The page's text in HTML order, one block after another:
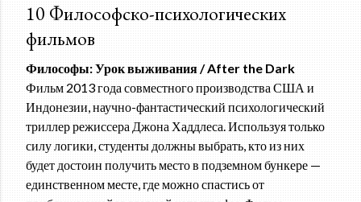
10 Философско-психологических
фильмов
Философы: Урок выживания / After the Dark
Фильм 2013 года совместного производства США и
Индонезии, научно-фантастический психологический
триллер режиссера Джона Хаддлеса. Используя только
силу логики, студенты должны выбрать, кто из них
будет достоин получить место в подземном бункере —
единственном месте, где можно спастись от